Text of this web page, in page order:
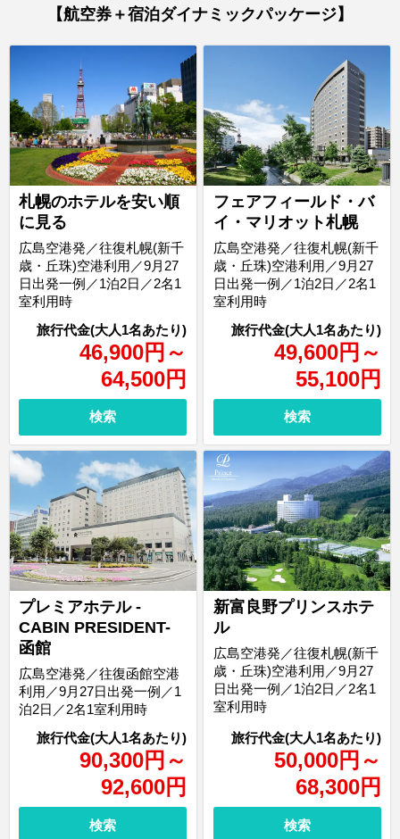
【航空券＋宿泊ダイナミックパッケージ】
札幌のホテルを安い順
に見る
46,900円 ～
64,500円
広島空港発／往復札幌(新千
歳・丘珠)空港利用／9月27
日出発一例／1泊2日／2名1
室利用時
検索
フェアフィールド・バ
イ・マリオット札幌
49,600円 ～
55,100円
広島空港発／往復札幌(新千
歳・丘珠)空港利用／9月27
日出発一例／1泊2日／2名1
室利用時
検索
プレミアホテル -
CABIN PRESIDENT-
函館
90,300円 ～
92,600円
広島空港発／往復函館空港
利用／9月27日出発一例／1
泊2日／2名1室利用時
検索
新富良野プリンスホテ
ル
50,000円 ～
68,300円
広島空港発／往復札幌(新千
歳・丘珠)空港利用／9月27
日出発一例／1泊2日／2名1
室利用時
検索